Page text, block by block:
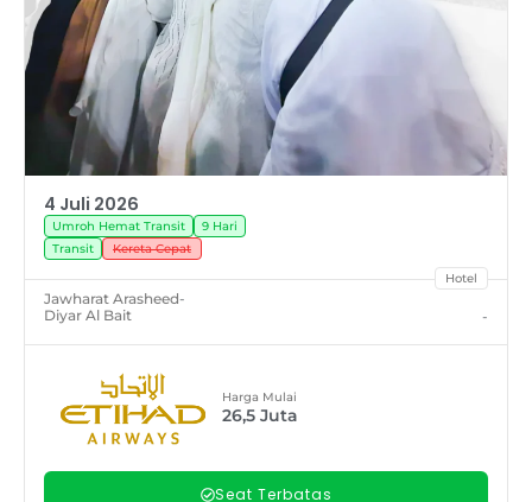
4 Juli 2026
Umroh Hemat Transit
9 Hari
Transit
Kereta Cepat
Hotel
Jawharat Arasheed-
Diyar Al Bait
-
Harga Mulai
26,5 Juta
Seat Terbatas